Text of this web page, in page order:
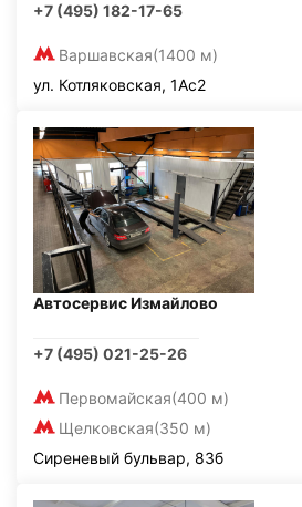
+7 (495) 182-17-65
Варшавская(1400 м)
ул. Котляковская, 1Ас2
Автосервис Измайлово
+7 (495) 021-25-26
Первомайская(400 м)
Щелковская(350 м)
Сиреневый бульвар, 83б